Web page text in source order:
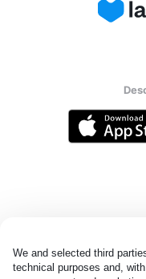
We and selected third
technical purposes and,